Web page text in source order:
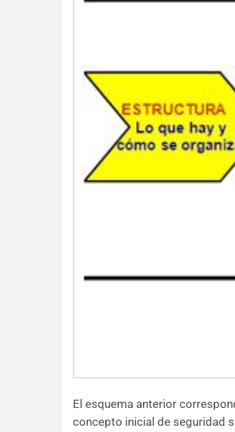
El esquema anterior
concepto inicial de seguridad